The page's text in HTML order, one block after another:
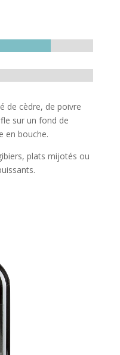
de cèdre, de poivre
sur un fond de
en bouche.
plats mijotés ou